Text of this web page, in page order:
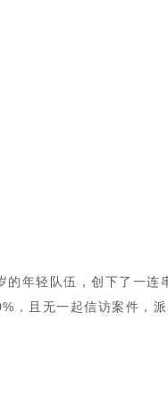
年轻队伍，创下了一连
，且无一起信访案件，